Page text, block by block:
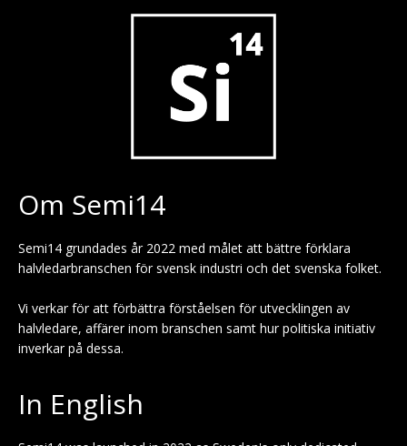
Om Semi14
Semi14 grundades år 2022 med målet att bättre förklara
halvledarbranschen för svensk industri och det svenska folket.
Vi verkar för att förbättra förståelsen för utvecklingen av
halvledare, affärer inom branschen samt hur politiska initiativ
inverkar på dessa.
In English